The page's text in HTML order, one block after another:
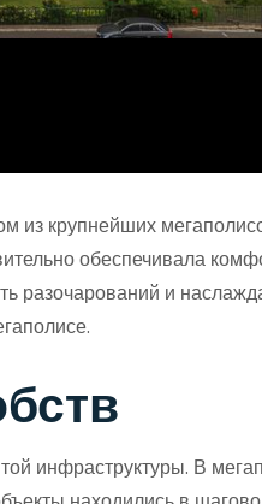
крупнейших
обеспечивала
разочарований и
инфраструктуры. В